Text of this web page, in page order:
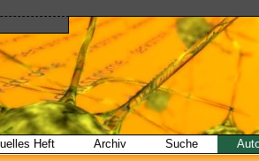
Heft Archiv Suche